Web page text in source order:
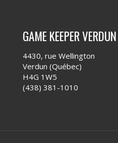
GAME KEEPER VERDUN
4430, rue Wellington
Verdun (Québec)
H4G 1W5
(438) 381-1010